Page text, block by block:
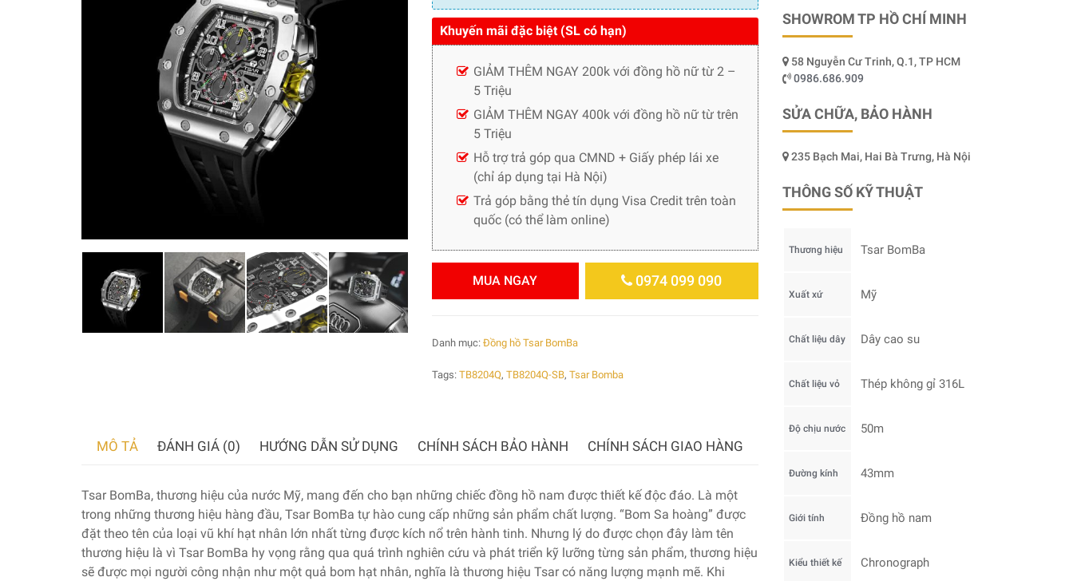
Khuyến mãi đặc biệt (SL có hạn)
GIẢM THÊM NGAY 200k với đồng hồ nữ từ 2 –
5 Triệu
GIẢM THÊM NGAY 400k với đồng hồ nữ từ trên
5 Triệu
Hỗ trợ trả góp qua CMND + Giấy phép lái xe
(chỉ áp dụng tại Hà Nội)
Trả góp bằng thẻ tín dụng Visa Credit trên toàn
quốc (có thể làm online)
MUA NGAY 0974 099 090
Danh mục: Đồng hồ Tsar BomBa
Tags: TB8204Q, TB8204Q-SB, Tsar Bomba
MÔ TẢ ĐÁNH GIÁ (0) HƯỚNG DẪN SỬ DỤNG CHÍNH SÁCH BẢO HÀNH CHÍNH SÁCH GIAO HÀNG
Tsar BomBa, thương hiệu của nước Mỹ, mang đến cho bạn những chiếc đồng hồ nam được thiết kế độc đáo. Là một
trong những thương hiệu hàng đầu, Tsar BomBa tự hào cung cấp những sản phẩm chất lượng. “Bom Sa hoàng” được
đặt theo tên của loại vũ khí hạt nhân lớn nhất từng được kích nổ trên hành tinh. Nhưng lý do được chọn đây làm tên
thương hiệu là vì Tsar BomBa hy vọng rằng qua quá trình nghiên cứu và phát triển kỹ lưỡng từng sản phẩm, thương hiệu
sẽ được mọi người công nhận như một quả bom hạt nhân, nghĩa là thương hiệu Tsar có năng lượng mạnh mẽ. Khi
SHOWROM TP HỒ CHÍ MINH
58 Nguyễn Cư Trinh, Q.1, TP HCM
0986.686.909
SỬA CHỮA, BẢO HÀNH
235 Bạch Mai, Hai Bà Trưng, Hà Nội
THÔNG SỐ KỸ THUẬT
Thương hiệu Tsar BomBa
Xuất xứ Mỹ
Chất liệu dây Dây cao su
Chất liệu vỏ Thép không gỉ 316L
Độ chịu nước 50m
Đường kính 43mm
Giới tính Đồng hồ nam
Kiểu thiết kế Chronograph